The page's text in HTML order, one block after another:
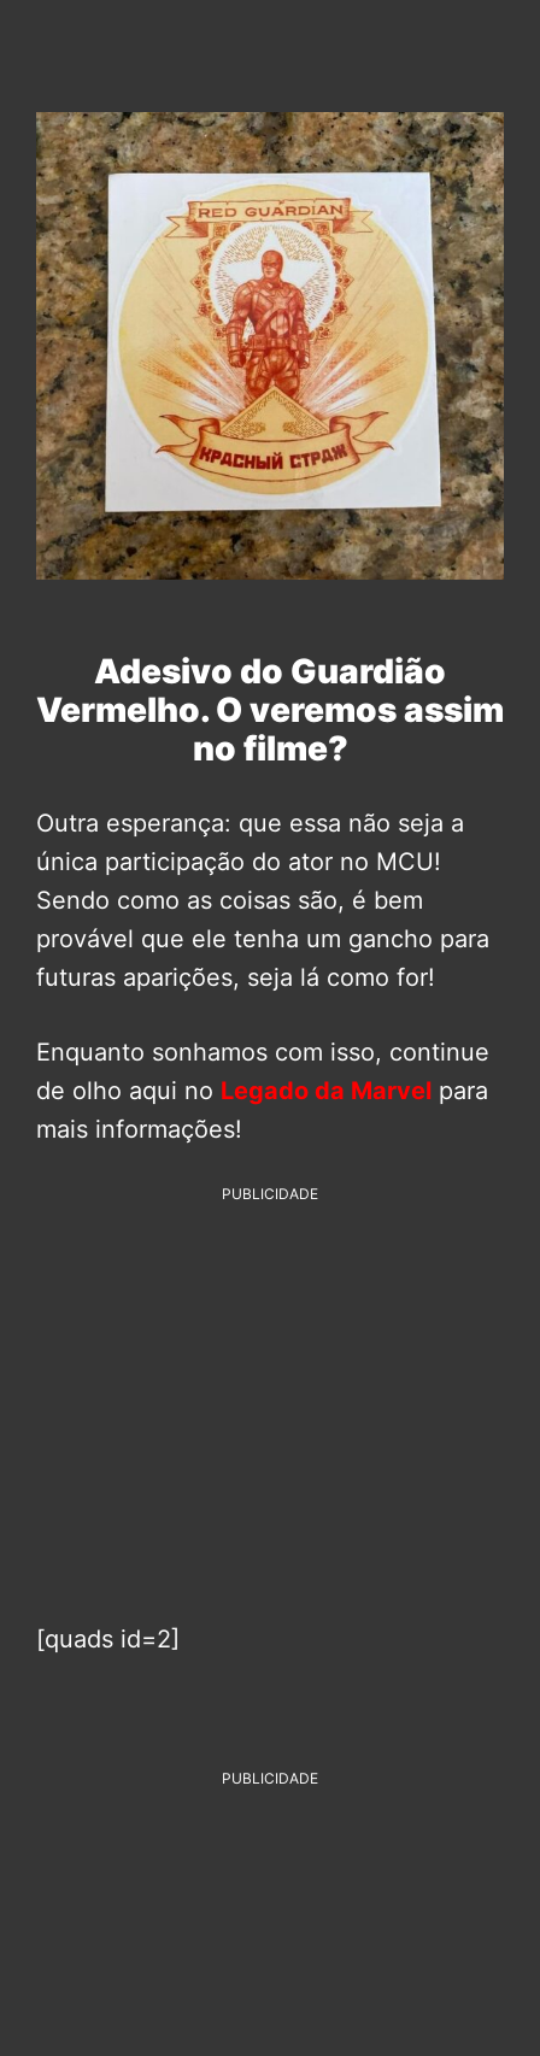
Adesivo do Guardião
Vermelho. O veremos assim
no filme?
Outra esperança: que essa não seja a
única participação do ator no MCU!
Sendo como as coisas são, é bem
provável que ele tenha um gancho para
futuras aparições, seja lá como for!
Enquanto sonhamos com isso, continue
de olho aqui no Legado da Marvel para
mais informações!
PUBLICIDADE
[quads id=2]
PUBLICIDADE